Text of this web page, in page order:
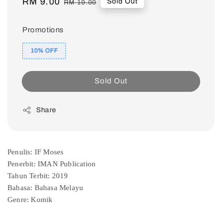
RM 10.00
Promotions
10% OFF
Sold Out
Share
Penulis: IF Moses
Penerbit: IMAN Publication
Tahun Terbit: 2019
Bahasa: Bahasa Melayu
Genre: Komik